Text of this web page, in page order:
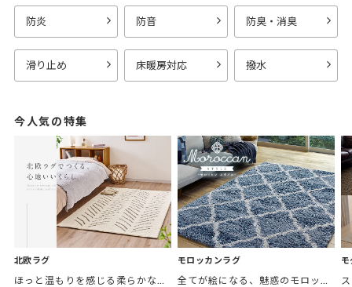
防炎 防音 防臭・消臭
滑り止め 床暖房対応 撥水
今人気の特集
北欧ラグ
ほっと温もりを感じる柔らかな表情のものから、お部屋をぱっと明るくしているブライトカラーのアイテムまで幅広くご用意しました。
モロッカンラグ
全てが絵になる、魅惑のモロッカンスタイル。トレンド感あふれるおしゃれな空間づくりに。